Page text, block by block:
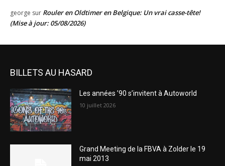
george sur Rouler en Oldtimer en Belgique: Un vrai casse-tête!
(Mise à jour: 05/08/2026)
BILLETS AU HASARD
Les années ’90 s’invitent à Autoworld
10 juillet 2026
Grand Meeting de la FBVA à Zolder le 19
mai 2013